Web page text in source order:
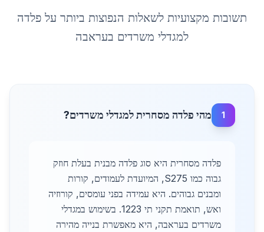
תשובות מקצועיות לשאלות הנפוצות ביותר על פלדה
למגדלי משרדים בעראבה
1 מהי פלדה מסחרית למגדלי משרדים?
פלדה מסחרית היא סוג פלדה מבנית בעלת חוזק
גבוה כמו S275, המיועדת לעמודים, קורות
ומבנים גבוהים. היא עמידה בפני עומסים, קורוזיה
ואש, תואמת תקני תי 1223. בשימוש במגדלי
משרדים בעראבה, היא מאפשרת בנייה מהירה